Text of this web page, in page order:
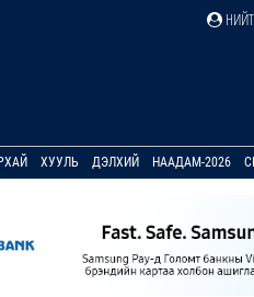
ХУУЛЬ ДЭЛХИЙ НААДАМ-2026